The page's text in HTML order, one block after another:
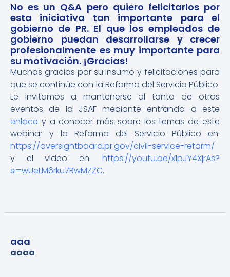
No es un Q&A pero quiero felicitarlos por
esta iniciativa tan importante para el
gobierno de PR. El que los empleados de
gobierno puedan desarrollarse y crecer
profesionalmente es muy importante para
su motivación. ¡Gracias!
Muchas gracias por su insumo y felicitaciones para
que se continúe con la Reforma del Servicio Público.
Le invitamos a mantenerse al tanto de otros
eventos de la JSAF mediante entrando a este
enlace y a conocer más sobre los temas de este
webinar y la Reforma del Servicio Público en:
https://oversightboard.pr.gov/civil-service-reform/
y el video en: https://youtu.be/x1pJY4XjrAs?
si=wUeLM6rku7RwMZZC.
aaa
aaaa